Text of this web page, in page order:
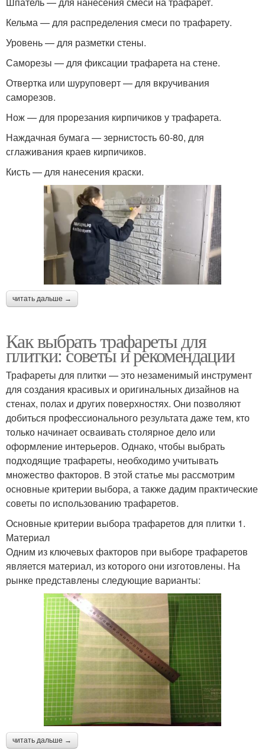
Кельма — для распределения смеси по трафарету.
Уровень — для разметки стены.
Саморезы — для фиксации трафарета на стене.
Отвертка или шуруповерт — для вкручивания
саморезов.
Нож — для прорезания кирпичиков у трафарета.
Наждачная бумага — зернистость 60-80, для
сглаживания краев кирпичиков.
Кисть — для нанесения краски.
читать дальше →
Как выбрать трафареты для
плитки: советы и рекомендации
Трафареты для плитки — это незаменимый инструмент
для создания красивых и оригинальных дизайнов на
стенах, полах и других поверхностях. Они позволяют
добиться профессионального результата даже тем, кто
только начинает осваивать столярное дело или
оформление интерьеров. Однако, чтобы выбрать
подходящие трафареты, необходимо учитывать
множество факторов. В этой статье мы рассмотрим
основные критерии выбора, а также дадим практические
советы по использованию трафаретов.
Основные критерии выбора трафаретов для плитки 1.
Материал
Одним из ключевых факторов при выборе трафаретов
является материал, из которого они изготовлены. На
рынке представлены следующие варианты:
читать дальше →